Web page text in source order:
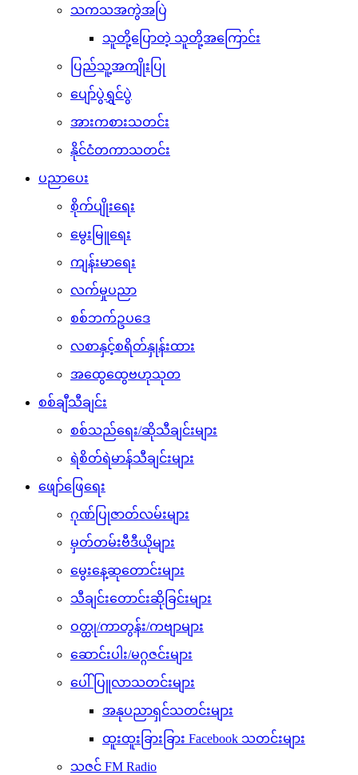
သကသအကွဲအပြဲ
သူတို့ပြောတဲ့ သူတို့အကြောင်း
ပြည်သူ့အကျိုးပြု
ပျော်ပွဲရွှင်ပွဲ
အားကစားသတင်း
နိုင်ငံတကာသတင်း
ပညာပေး
စိုက်ပျိုးရေး
မွေးမြူရေး
ကျန်းမာရေး
လက်မှုပညာ
စစ်ဘက်ဥပဒေ
လစာနှင့်စရိတ်နှုန်းထား
အထွေထွေဗဟုသုတ
စစ်ချီသီချင်း
စစ်သည်ရေး/ဆိုသီချင်းများ
ရဲစိတ်ရဲမာန်သီချင်းများ
ဖျော်ဖြေရေး
ဂုဏ်ပြုဇာတ်လမ်းများ
မှတ်တမ်းဗီဒီယိုများ
မွေးနေ့ဆုတောင်းများ
သီချင်းတောင်းဆိုခြင်းများ
ဝတ္ထု/ကာတွန်း/ကဗျာများ
ဆောင်းပါး/မဂ္ဂဇင်းများ
ပေါ်ပြူလာသတင်းများ
အနုပညာရှင်သတင်းများ
ထူးထူးခြားခြား Facebook သတင်းများ
သဇင် FM Radio